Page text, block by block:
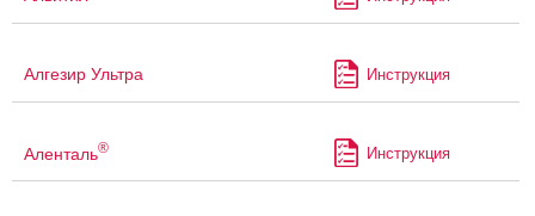
Алгезир Ультра Инструкция
Аленталь® Инструкция